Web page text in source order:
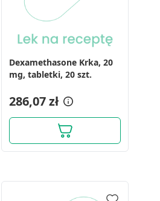
Dexamethasone Krka, 20
mg, tabletki, 20 szt.
286,07 zł